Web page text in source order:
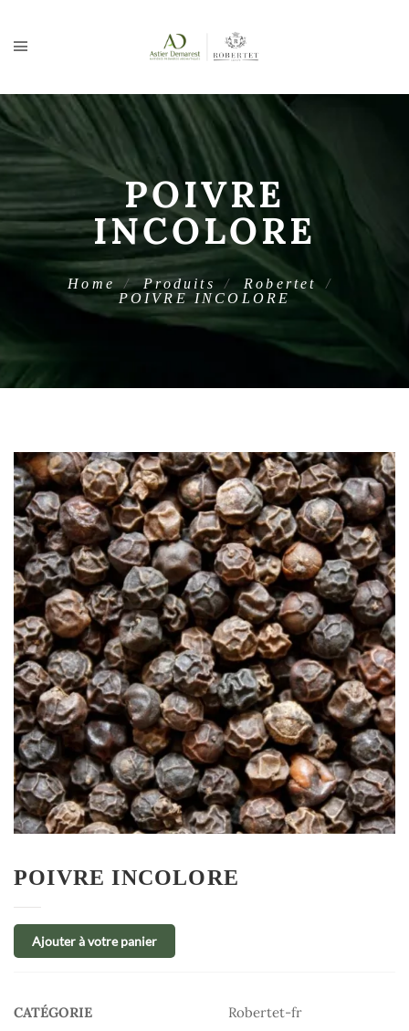
POIVRE
INCOLORE
Home Produits
Robertet
POIVRE INCOLORE
POIVRE INCOLORE
Ajouter à votre panier
CATÉGORIE Robertet-fr